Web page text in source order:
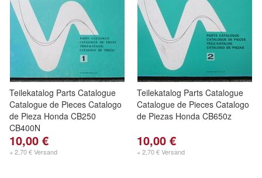
Teilekatalog Parts Catalogue
Catalogue de Pieces Catalogo
de Pieza Honda CB250
CB400N
10,00 €
+ 2,70 € Versand
Teilekatalog Parts Catalogue
Catalogue de Pieces Catalogo
de Piezas Honda CB650z
10,00 €
+ 2,70 € Versand